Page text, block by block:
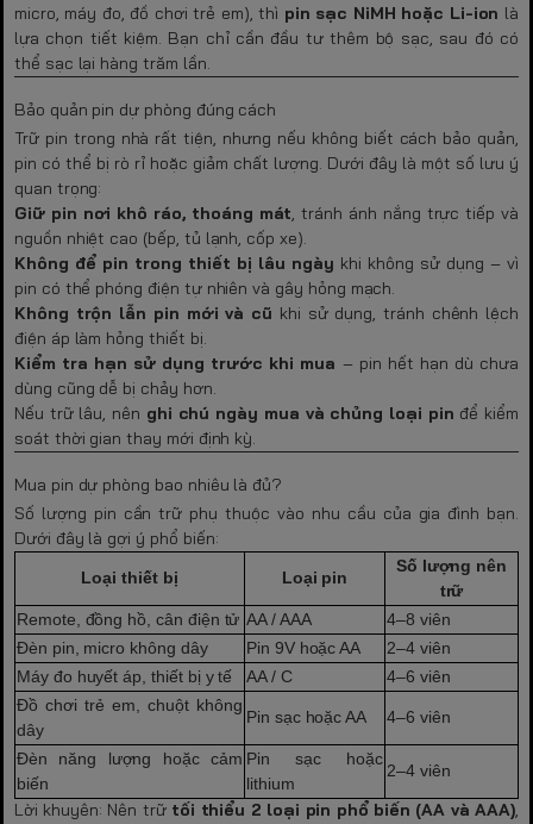
micro, máy đo, đồ chơi trẻ em), thì pin sạc NiMH hoặc Li-ion là
lựa chọn tiết kiệm. Bạn chỉ cần đầu tư thêm bộ sạc, sau đó có
thể sạc lại hàng trăm lần.
Bảo quản pin dự phòng đúng cách
Trữ pin trong nhà rất tiện, nhưng nếu không biết cách bảo quản,
pin có thể bị rò rỉ hoặc giảm chất lượng. Dưới đây là một số lưu ý
quan trọng:
Giữ pin nơi khô ráo, thoáng mát , tránh ánh nắng trực tiếp và
nguồn nhiệt cao (bếp, tủ lạnh, cốp xe).
Không để pin trong thiết bị lâu ngày khi không sử dụng – vì
pin có thể phóng điện tự nhiên và gây hỏng mạch.
Không trộn lẫn pin mới và cũ khi sử dụng, tránh chênh lệch
điện áp làm hỏng thiết bị.
Kiểm tra hạn sử dụng trước khi mua – pin hết hạn dù chưa
dùng cũng dễ bị chảy hơn.
Nếu trữ lâu, nên ghi chú ngày mua và chủng loại pin để kiểm
soát thời gian thay mới định kỳ.
Mua pin dự phòng bao nhiêu là đủ?
Số lượng pin cần trữ phụ thuộc vào nhu cầu của gia đình bạn.
Dưới đây là gợi ý phổ biến:
Loại thiết bị Loại pin
Số lượng nên
trữ
Remote, đồng hồ, cân điện tử AA / AAA
4–8 viên
Đèn pin, micro không dây
Pin 9V hoặc AA
2–4 viên
Máy đo huyết áp, thiết bị y tế
AA / C
4–6 viên
Đồ chơi trẻ em, chuột không
dây
Pin sạc hoặc AA 4–6 viên
Đèn năng lượng hoặc cảm
biến
Pin sạc hoặc
lithium
2–4 viên
Lời khuyên: Nên trữ tối thiểu 2 loại pin phổ biến (AA và AAA)